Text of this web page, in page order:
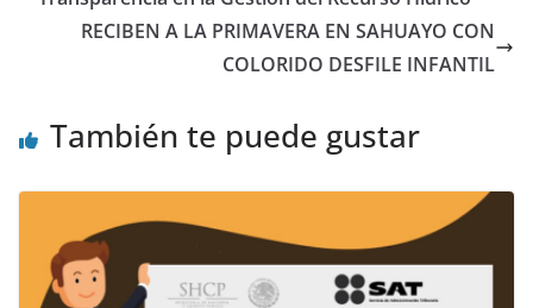
RECIBEN A LA PRIMAVERA EN SAHUAYO CON
COLORIDO DESFILE INFANTIL
También te puede gustar